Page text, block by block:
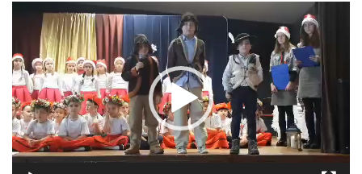
Odtwarzacz